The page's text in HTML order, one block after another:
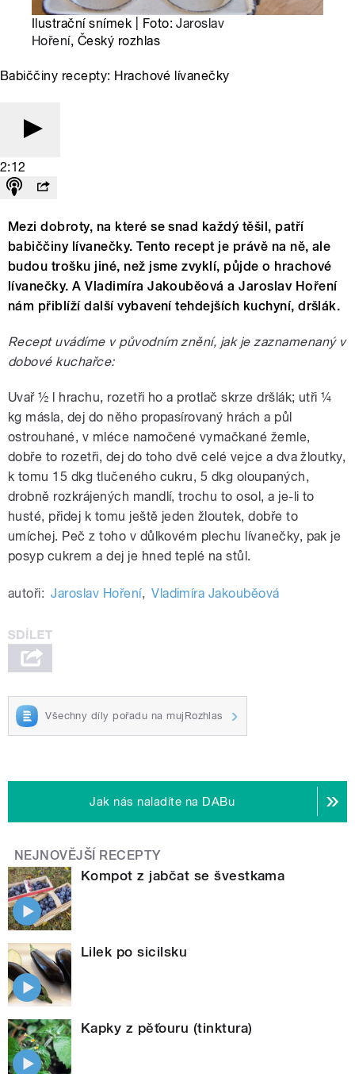
Ilustrační snímek | Foto:Jaroslav
Hoření, Český rozhlas
Babiččiny recepty: Hrachové lívanečky
2:12
Mezi dobroty, na které se snad každý těšil, patří
babiččiny lívanečky. Tento recept je právě na ně, ale
budou trošku jiné, než jsme zvyklí, půjde o hrachové
lívanečky. A Vladimíra Jakouběová a Jaroslav Hoření
nám přiblíží další vybavení tehdejších kuchyní, dršlák.
Recept uvádíme v původním znění, jak je zaznamenaný v
dobové kuchařce:
Uvař ½ l hrachu, rozetři ho a protlač skrze dršlák; utři ¼
kg másla, dej do něho propasírovaný hrách a půl
ostrouhané, v mléce namočené vymačkané žemle,
dobře to rozetři, dej do toho dvě celé vejce a dva žloutky,
k tomu 15 dkg tlučeného cukru, 5 dkg oloupaných,
drobně rozkrájených mandlí, trochu to osol, a je-li to
husté, přidej k tomu ještě jeden žloutek, dobře to
umíchej. Peč z toho v důlkovém plechu lívanečky, pak je
posyp cukrem a dej je hned teplé na stůl.
autoři: Jaroslav Hoření, Vladimíra Jakouběová
Všechny díly pořadu na mujRozhlas
Jak nás naladíte na DABu
NEJNOVĚJŠÍ RECEPTY
Kompot z jabčat se švestkama
Lilek po sicilsku
Kapky z pěťouru (tinktura)